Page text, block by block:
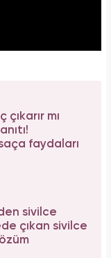
çıkarır mı
faydaları
sivilce
çıkan sivilce